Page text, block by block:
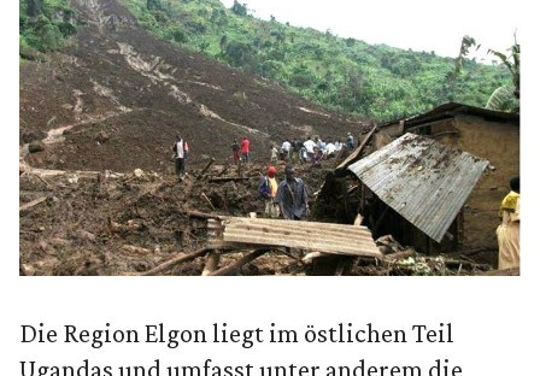
Die Region Elgon liegt im östlichen Teil
Ugandas und umfasst unter anderem die